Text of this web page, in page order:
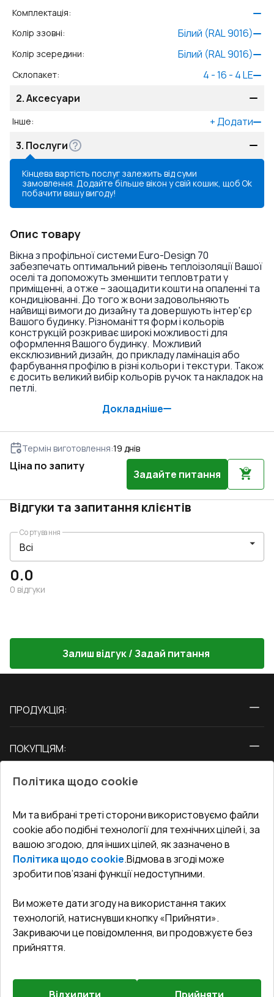
Комплектація:
Колір ззовні: Білий (RAL 9016)
Колір зсередини: Білий (RAL 9016)
Склопакет:
4 - 16 - 4 LE
2.Аксесуари
Інше: +Додати
3. Послуги
Кінцева вартість послуг залежить від суми
замовлення. Додайте більше вікон у свій кошик, щоб
побачити вашу вигоду!
Ok
Опис товару
Вікна з профільної системи Euro-Design 70
забезпечать оптимальний рівень теплоізоляції Вашої
оселі та допоможуть зменшити тепловтрати у
приміщенні, а отже – заощадити кошти на опаленні та
кондиціюванні. До того ж вони задовольняють
найвищі вимоги до дизайну та довершують інтер'єр
Вашого будинку. Різноманіття форм і кольорів
конструкцій розкриває широкі можливості для
оформлення Вашого будинку. Можливий
ексклюзивний дизайн, до прикладу ламінація або
фарбування профілю в різні кольори і текстури. Також
є досить великий вибір кольорів ручок та накладок на
петлі.
Докладніше
Термін виготовлення:19 днів
Ціна по запиту
Задайте питання
Відгуки та запитання клієнтів
0.0
0 відгуки
Сортування
Залиш відгук / Задай питання
ПРОДУКЦІЯ:
Двері
ПОКУПЦЯМ:
Блог
Адреса гіпермаркета
Як правильно заміряти вікна
СЕРВІС ТА ОБЛУГОВУВАННЯ:
Доставка і Оплата
Гарантія та Сервіс
Повернення товару
Договір публічної оферти
КОНТАКТИ
Офіс:Україна, м. Вінниця, вул. Келецька 60 кв. 61
undefined(undefined)
Політика щодо cookie
Ми та вибрані треті сторони використовуємо файли
cookie або подібні технології для технічних цілей і, за
вашою згодою, для інших цілей, як зазначено в
Політика щодо cookie.Відмова в згоді може
зробити пов’язані функції недоступними.
Ви можете дати згоду на використання таких
технологій, натиснувши кнопку «Прийняти».
Закриваючи це повідомлення, ви продовжуєте без
прийняття.